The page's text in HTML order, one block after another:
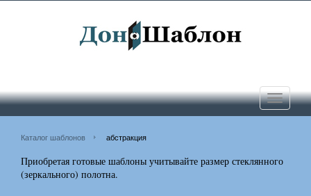
Toggle
Каталог шаблонов абстракция
Приобретая готовые шаблоны учитывайте размер стеклянного
(зеркального) полотна.